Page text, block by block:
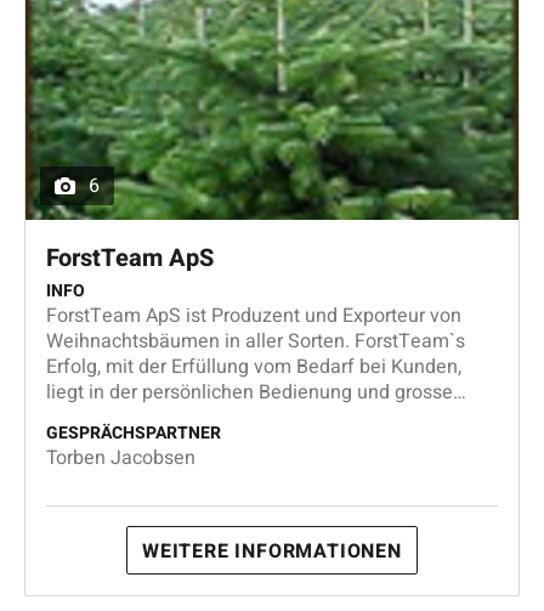
6
ForstTeam ApS
INFO
ForstTeam ApS ist Produzent und Exporteur von
Weihnachtsbäumen in aller Sorten. ForstTeam`s
Erfolg, mit der Erfüllung vom Bedarf bei Kunden,
liegt in der persönlichen Bedienung und grosse
Erfahrung auf dem Europäischen Markt. Wir legen
grossen Wert auf Qualität, Liefertermine und einen
guten Service.
GESPRÄCHSPARTNER
Torben Jacobsen
WEITERE INFORMATIONEN